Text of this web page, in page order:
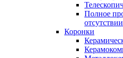
Полное
Коронки